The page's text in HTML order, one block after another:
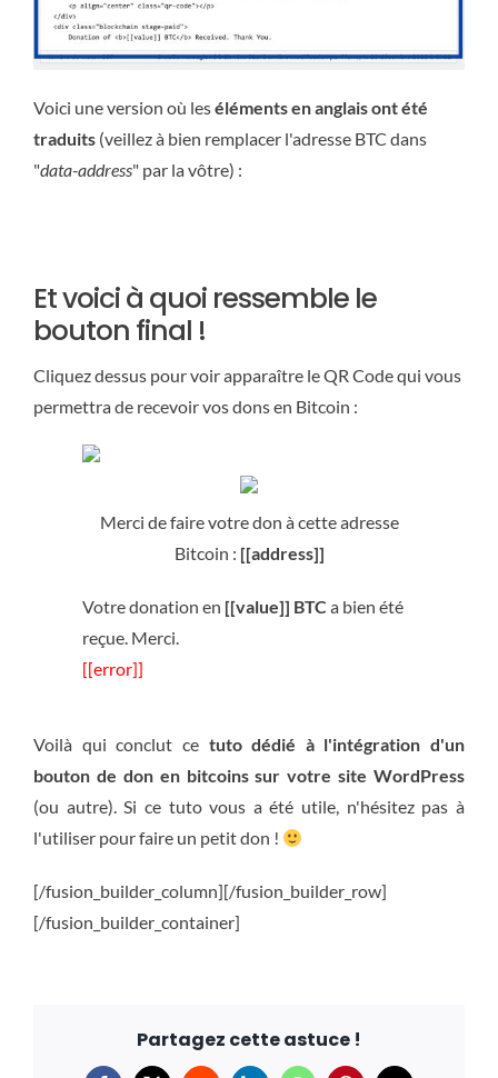
Voici une version où leséléments en anglais ont été
traduits (veillez à bien remplacer l'adresse BTC dans
"data-address" par la vôtre) :
Et voici à quoi ressemble le
bouton final !
Cliquez dessus pour voir apparaître le QR Code qui vous
permettra de recevoir vos dons en Bitcoin :
Merci de faire votre don à cette adresse
Bitcoin : [[address]]
Votre donation en [[value]] BTC a bien été
reçue. Merci.
[[error]]
Voilà qui conclut ce tuto dédié à l'intégration d'un
bouton de don en bitcoins sur votre site WordPress
(ou autre). Si ce tuto vous a été utile, n'hésitez pas à
l'utiliser pour faire un petit don !
[/fusion_builder_column][/fusion_builder_row]
[/fusion_builder_container]
Partagez cette astuce !